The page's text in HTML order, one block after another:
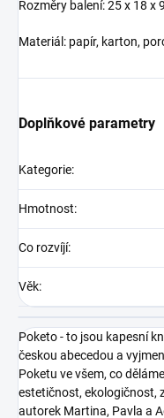
Rozměry balení: 25 x 18 x
Materiál: papír, karton,
Doplňkové parametry
Kategorie:
Hmotnost:
Co rozvíjí:
Věk:
Poketo - to jsou kapesní
českou abecedou a
Poketu ve všem, co
estetičnost, ekologičnost,
autorek Martina, Pavla a